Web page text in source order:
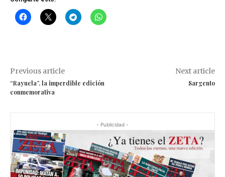
Previous article
“Rayuela”, la imperdible edición
conmemorativa
Next article
Sargento
- Publicidad -